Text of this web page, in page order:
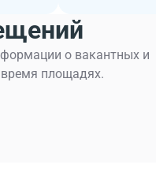
о вакантных и
площадях.